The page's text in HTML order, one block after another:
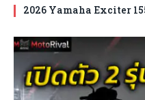
2026 Yamaha Exciter